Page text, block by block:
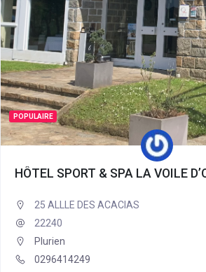
POPULAIRE
HÔTEL SPORT & SPA LA VOILE
25 ALLLE DES ACACIAS
22240
Plurien
0296414249